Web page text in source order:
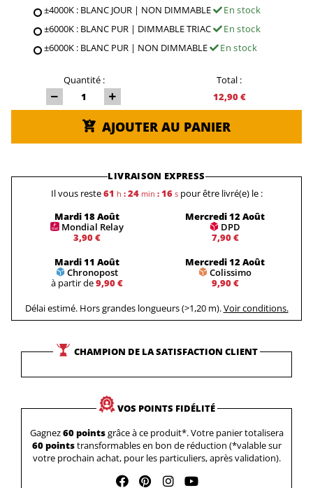
±4000K : BLANC JOUR | NON DIMMABLE
En stock
±6000K : BLANC PUR | DIMMABLE TRIAC
En stock
±6000K : BLANC PUR | NON DIMMABLE
En stock
Quantité :
Total :
12,90 €
AJOUTER AU PANIER
LIVRAISON EXPRESS
Il vous reste61 h : 24min : 16s pour être livré(e) le :
Mardi 18 Août
Mondial Relay
3,90 €
Mercredi 12 Août
DPD
7,90 €
Mardi 11 Août
Chronopost
à partir de9,90 €
Mercredi 12 Août
Colissimo
9,90 €
Délai estimé. Hors grandes longueurs (>1,20 m).Voir conditions.
CHAMPION DE LA SATISFACTION CLIENT
VOS POINTS FIDÉLITÉ
Gagnez60 pointsgrâce à ce produit*. Votre panier totalisera
60 pointstransformables en bon de réduction (*valable sur
votre prochain achat, pour les particuliers, après validation).